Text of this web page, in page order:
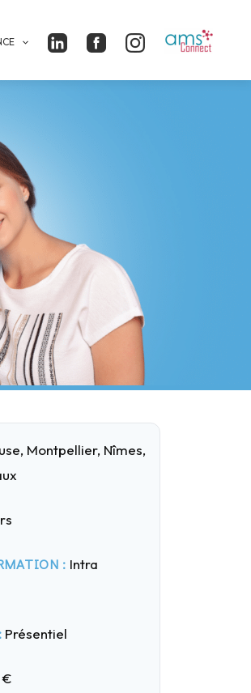
Montpellier, Nîmes,
: Intra
Présentiel
€